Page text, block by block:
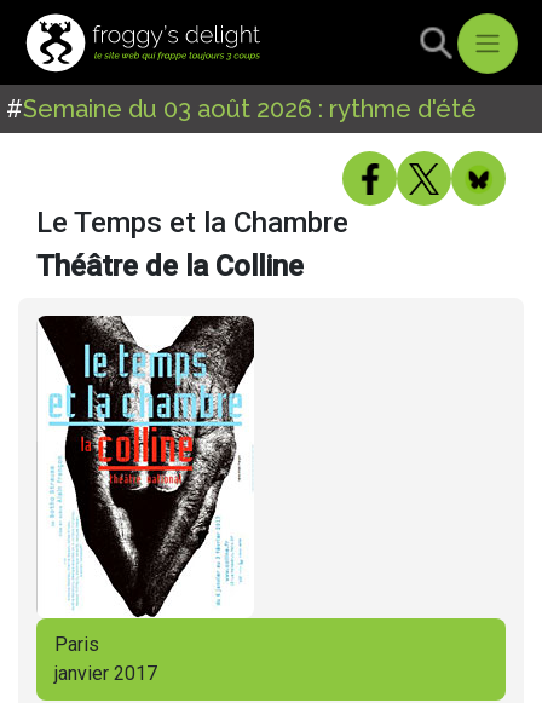
#Semaine du 03 août 2026 : rythme d'été
Le Temps et la Chambre
Théâtre de la Colline
Paris
janvier 2017